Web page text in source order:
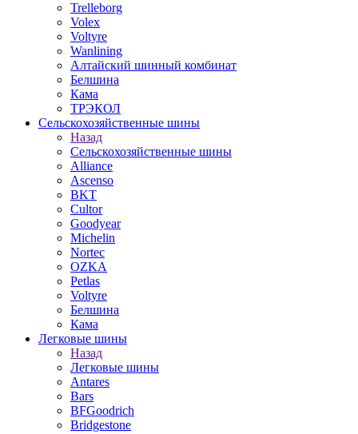
Trelleborg
Volex
Voltyre
Wanlining
Алтайский шинный комбинат
Белшина
Кама
ТРЭКОЛ
Сельскохозяйственные шины
Назад
Сельскохозяйственные шины
Alliance
Ascenso
BKT
Cultor
Goodyear
Michelin
Nortec
OZKA
Petlas
Voltyre
Белшина
Кама
Легковые шины
Назад
Легковые шины
Antares
Bars
BFGoodrich
Bridgestone